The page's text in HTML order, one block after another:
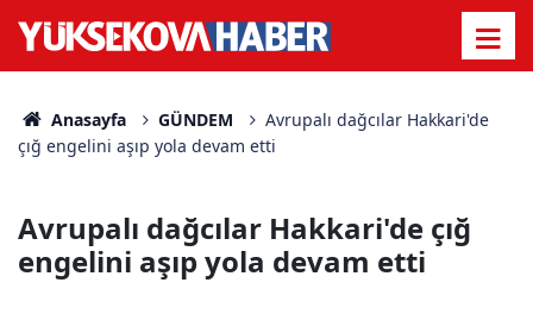
Anasayfa GÜNDEM
Avrupalı dağcılar Hakkari'de
çığ engelini aşıp yola devam etti
Avrupalı dağcılar Hakkari'de çığ
engelini aşıp yola devam etti